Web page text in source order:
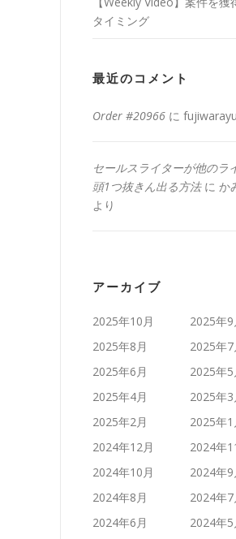
タイミング
最近のコメント
Order #20966 に
セールスライターが他のラ
頭1つ抜きん出る方法に か
より
アーカイブ
2025年10月
2025年9
2025年8月
2025年7
2025年6月
2025年5
2025年4月
2025年3
2025年2月
2025年1
2024年12月
2024年
2024年10月
2024年9
2024年8月
2024年7
2024年6月
2024年5